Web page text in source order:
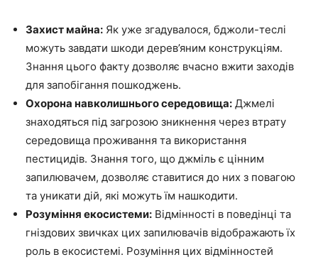
Захист майна: Як уже згадувалося, бджоли-теслі
можуть завдати шкоди дерев’яним конструкціям.
Знання цього факту дозволяє вчасно вжити заходів
для запобігання пошкоджень.
Охорона навколишнього середовища: Джмелі
знаходяться під загрозою зникнення через втрату
середовища проживання та використання
пестицидів. Знання того, що джміль є цінним
запилювачем, дозволяє ставитися до них з повагою
та уникати дій, які можуть їм нашкодити.
Розуміння екосистеми: Відмінності в поведінці та
гніздових звичках цих запилювачів відображають їх
роль в екосистемі. Розуміння цих відмінностей